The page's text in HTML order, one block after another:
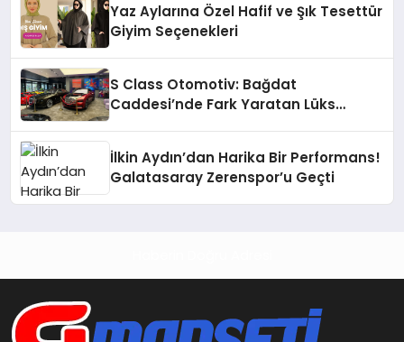
Yaz Aylarına Özel Hafif ve Şık Tesettür
Giyim Seçenekleri
S Class Otomotiv: Bağdat
Caddesi’nde Fark Yaratan Lüks
İlkin Aydın’dan Harika Bir Performans!
Galatasaray Zerenspor’u Geçti